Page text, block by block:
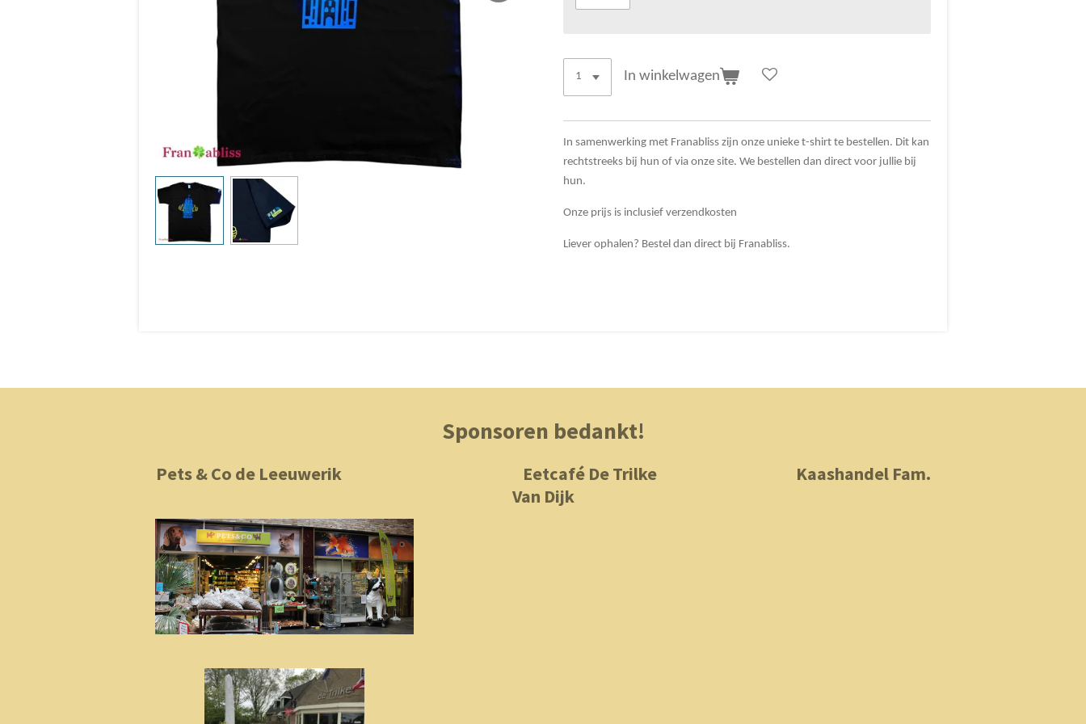
In winkelwagen
In samenwerking met Franabliss zijn onze unieke t-shirt te bestellen. Dit kan
rechtstreeks bij hun of via onze site. We bestellen dan direct voor jullie bij
hun.
Onze prijs is inclusief verzendkosten
Liever ophalen? Bestel dan direct bij Franabliss.
Sponsoren bedankt!
Pets & Co de Leeuwerik Eetcafé De Trilke Kaashandel Fam.
Van Dijk